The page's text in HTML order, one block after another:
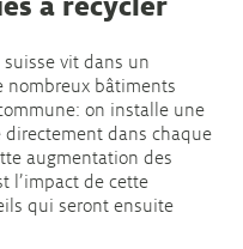
vit dans un
nombreux bâtiments
on installe une
dans chaque
augmentation des
l’impact de cette
qui seront ensuite